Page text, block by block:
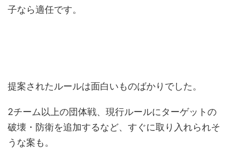
子なら適任です。
提案されたルールは面白いものばかりでした。
2チーム以上の団体戦、現行ルールにターゲットの
破壊・防衛を追加するなど、すぐに取り入れられそ
うな案も。